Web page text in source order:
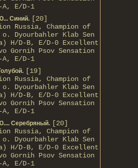
A, E/D-1
Синий. [20]
Russia, Champion of
Dyourbahler Klab Sen
H/D-B, E/D-0 Excellent
Gornih Psov Sensation
A, E/D-1
[19]
Russia, Champion of
Dyourbahler Klab Sen
H/D-B, E/D-0 Excellent
Gornih Psov Sensation
A, E/D-1
Серебряный. [20]
Russia, Champion of
Dyourbahler Klab Sen
H/D-B, E/D-0 Excellent
Gornih Psov Sensation
A, E/D-1